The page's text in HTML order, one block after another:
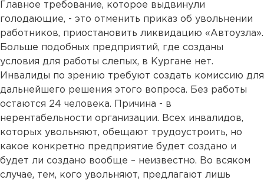
Главное требование, которое выдвинули
голодающие, - это отменить приказ об увольнении
работников, приостановить ликвидацию «Автоузла».
Больше подобных предприятий, где созданы
условия для работы слепых, в Кургане нет.
Инвалиды по зрению требуют создать комиссию для
дальнейшего решения этого вопроса. Без работы
остаются 24 человека. Причина - в
нерентабельности организации. Всех инвалидов,
которых увольняют, обещают трудоустроить, но
какое конкретно предприятие будет создано и
будет ли создано вообще – неизвестно. Во всяком
случае, тем, кого увольняют, предлагают лишь